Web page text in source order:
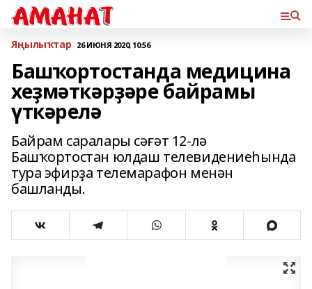
Яңылыҡтар 26 ИЮНЯ 2020, 10:56
Башҡортостанда медицина
хеҙмәткәрҙәре байрамы
үткәрелә
Байрам саралары сәғәт 12-лә
Башҡортостан юлдаш телевидениеһында
тура эфирҙа телемарафон менән
башланды.